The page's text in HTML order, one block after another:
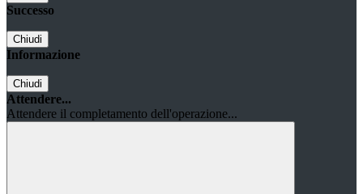
Successo
Chiudi
Informazione
Chiudi
Attendere...
Attendere il completamento dell'operazione...